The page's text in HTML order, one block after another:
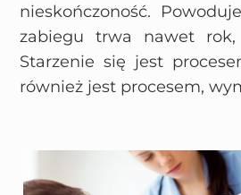
nieskończoność.
zabiegu trwa nawet rok,
Starzenie się jest
również jest procesem,